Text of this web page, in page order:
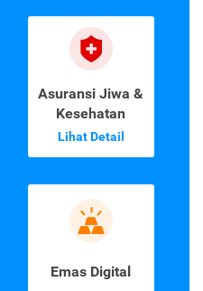
Asuransi Jiwa &
Kesehatan
Lihat Detail
Emas Digital